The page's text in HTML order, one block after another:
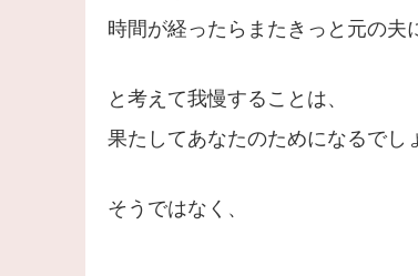
時間が経ったらまたきっと元の夫
と考えて我慢することは、
果たしてあなたのためになるでし
そうではなく、